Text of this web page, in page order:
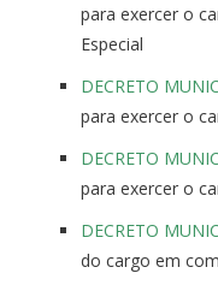
para exercer o
Especial
DECRETO
para exercer o
DECRETO
para exercer o
DECRETO
do cargo em